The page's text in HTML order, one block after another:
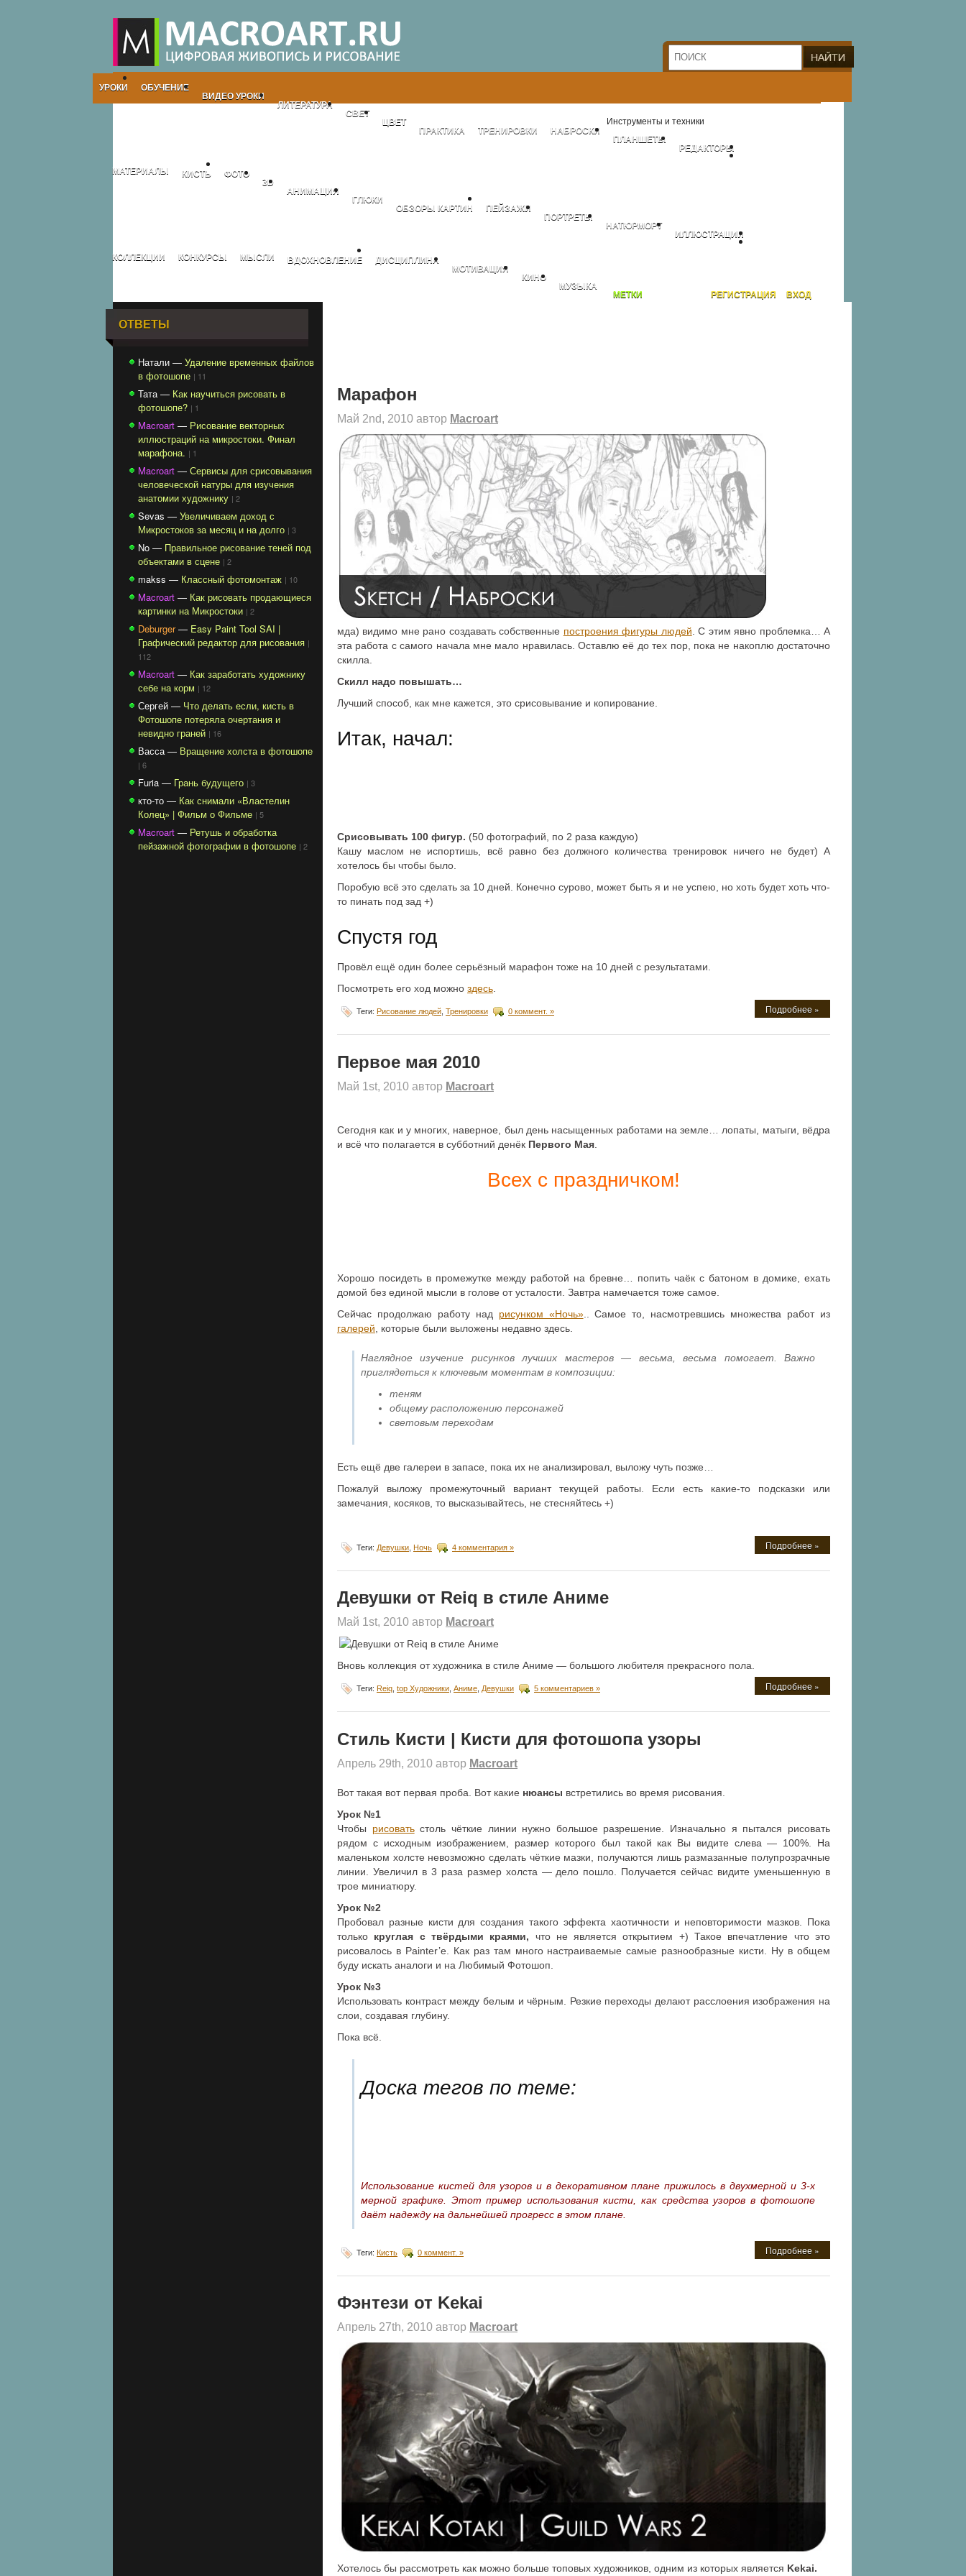
УРОКИ
ОБУЧЕНИЕ
ВИДЕО УРОКИ
ЛИТЕРАТУРА
СВЕТ
ЦВЕТ
ПРАКТИКА
ТРЕНИРОВКИ НАБРОСКИ
Инструменты и техники
ПЛАНШЕТЫ
РЕДАКТОРЫ
МАТЕРИАЛЫ КИСТЬ
ФОТО
3D
АНИМАЦИЯ
ГЛЮКИ
ОБЗОРЫ КАРТИН
ПЕЙЗАЖИ
ПОРТРЕТЫ
НАТЮРМОРТ
ИЛЛЮСТРАЦИИ
КОЛЛЕКЦИИ КОНКУРСЫ МЫСЛИ ВДОХНОВЛЕНИЕ
ДИСЦИПЛИНА
МОТИВАЦИЯ
КИНО
МУЗЫКА
МЕТКИ
ВХОД
РЕГИСТРАЦИЯ
ОТВЕТЫ
Натали — Удаление временных файлов
в фотошопе | 11
Тата — Как научиться рисовать в
фотошопе? | 1
Macroart — Рисование векторных
иллюстраций на микростоки. Финал
марафона. | 1
Macroart — Сервисы для срисовывания
человеческой натуры для изучения
анатомии художнику | 2
Sevas — Увеличиваем доход с
Микростоков за месяц и на долго | 3
No — Правильное рисование теней под
объектами в сцене | 2
makss — Классный фотомонтаж | 10
Macroart — Как рисовать продающиеся
картинки на Микростоки | 2
Deburger— Easy Paint Tool SAI |
Графический редактор для рисования |
112
Macroart — Как заработать художнику
себе на корм | 12
Сергей — Что делать если, кисть в
Фотошопе потеряла очертания и
невидно граней | 16
Васса — Вращение холста в фотошопе
| 6
Furia — Грань будущего | 3
кто-то — Как снимали «Властелин
Колец» | Фильм о Фильме | 5
Macroart — Ретушь и обработка
пейзажной фотографии в фотошопе | 2
Марафон
Май 2nd, 2010 автор Macroart
мда) видимо мне рано создавать собственные построения фигуры людей . С этим явно проблемка… А
эта работа с самого начала мне мало нравилась. Оставлю её до тех пор, пока не накоплю достаточно
скилла.
Скилл надо повышать…
Лучший способ, как мне кажется, это срисовывание и копирование.
Итак, начал:
Срисовывать 100 фигур. (50 фотографий, по 2 раза каждую)
Кашу маслом не испортишь, всё равно без должного количества тренировок ничего не будет) А
хотелось бы чтобы было.
Поробую всё это сделать за 10 дней. Конечно сурово, может быть я и не успею, но хоть будет хоть что-
то пинать под зад +)
Спустя год
Провёл ещё один более серьёзный марафон тоже на 10 дней с результатами.
Посмотреть его ход можно здесь
Подробнее »
Теги: Рисование людей Тренировки 0 коммент. »
Первое мая 2010
Май 1st, 2010 автор Macroart
Сегодня как и у многих, наверное, был день насыщенных работами на земле… лопаты, матыги, вёдра
и всё что полагается в субботний денёк Первого Мая
Всех с праздничком!
Хорошо посидеть в промежутке между работой на бревне… попить чаёк с батоном в домике, ехать
домой без единой мысли в голове от усталости. Завтра намечается тоже самое.
Сейчас продолжаю работу над рисунком «Ночь».. Самое то, насмотревшись множества работ из
галерей , которые были выложены недавно здесь.
Наглядное изучение рисунков лучших мастеров — весьма, весьма помогает. Важно
приглядеться к ключевым моментам в композиции:
теням
общему расположению персонажей
световым переходам
Есть ещё две галереи в запасе, пока их не анализировал, выложу чуть позже…
Пожалуй выложу промежуточный вариант текущей работы. Если есть какие-то подсказки или
замечания, косяков, то высказывайтесь, не стесняйтесь +)
Подробнее »
Теги: Девушки Ночь 4 комментария »
Девушки от Reiq в стиле Аниме
Май 1st, 2010 автор Macroart
Вновь коллекция от художника в стиле Аниме — большого любителя прекрасного пола.
Подробнее »
Теги: Reiq top Художники Аниме Девушки 5 комментариев »
Стиль Кисти | Кисти для фотошопа узоры
Апрель 29th, 2010 автор Macroart
Вот такая вот первая проба. Вот какие нюансы встретились во время рисования.
Урок №1
Чтобы рисоватьстоль чёткие линии нужно большое разрешение. Изначально я пытался рисовать
рядом с исходным изображением, размер которого был такой как Вы видите слева — 100%. На
маленьком холсте невозможно сделать чёткие мазки, получаются лишь размазанные полупрозрачные
линии. Увеличил в 3 раза размер холста — дело пошло. Получается сейчас видите уменьшенную в
трое миниатюру.
Урок №2
Пробовал разные кисти для создания такого эффекта хаотичности и неповторимости мазков. Пока
только круглая с твёрдыми краями, что не является открытием +) Такое впечатление что это
рисовалось в Painter’е. Как раз там много настраиваемые самые разнообразные кисти. Ну в общем
буду искать аналоги и на Любимый Фотошоп.
Урок №3
Использовать контраст между белым и чёрным. Резкие переходы делают расслоения изображения на
слои, создавая глубину.
Пока всё.
Доска тегов по теме:
Использование кистей для узоров и в декоративном плане прижилось в двухмерной и 3-х
мерной графике. Этот пример использования кисти, как средства узоров в фотошопе
даёт надежду на дальнейшей прогресс в этом плане.
Подробнее »
Теги: Кисть 0 коммент. »
Фэнтези от Kekai
Апрель 27th, 2010 автор Macroart
Хотелось бы рассмотреть как можно больше топовых художников, одним из которых является Kekai.